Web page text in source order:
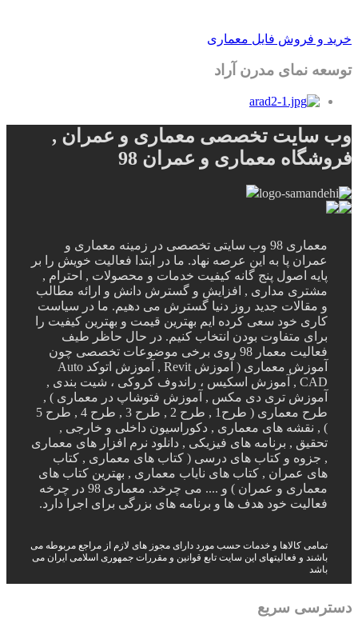
خرید و فروش فایل معماری
توسعه نمای مدرن آراد
وب سایت تخصصی معماری و عمران ,
فروشگاه معماری و عمران 98
معماری 98 وب سایتی تخصصی در زمینه معماری و
عمران پا به این عرصه نهاد. ما در ابتدا فعالیت خویش را بر
پایه اصول پنج گانه کیفیت خدمات و محصولات , احترام ,
مشتری مداری , افزایش و گسترش دانش و ارائه مطالب
و مقالات جدید روز دنیا گسترش می دهیم. ما در سیاست
کاری خود سعی کرده ایم بهترین قیمت و بهترین کیفیت را
برای متفاوت بودن انتخاب کنیم. در حال حاظر طیف
فعالیت معمار 98 روی برخی موضوعات تخصصی چون
آموزش معماری ( آموزش Revit , آموزش اتوکد Auto
CAD , آموزش اسکیس ، راندوف کروکی ، شیت بندی ,
آموزش تری دی مکس , آموزش فتوشاپ در معماری ) ,
طرح معماری ( طرح1 , طرح 2 , طرح 3 , طرح 4 , طرح 5
) , نقشه های معماری , دکوراسیون داخلی و خارجی ,
تحقیق , برنامه های فیزیکی , دانلود نرم افزار های معماری
, جزوه و کتاب های درسی ( کتاب های معماری , کتاب
های عمران , کتاب های نایاب معماری , بهترین کتاب های
معماری و عمران ) و .... می چرخد. معماری 98 در چرخه
فعالیت خود هدف ها و برنامه های بزرگی برای اجرا دارد.
تمامی کالاها و خدمات حسب مورد دارای مجوز های لازم از مراجع مربوطه می
باشند و فعالیتهای این سایت تابع قوانین و مقررات جمهوری اسلامی ایران می
باشد
دسترسی سریع